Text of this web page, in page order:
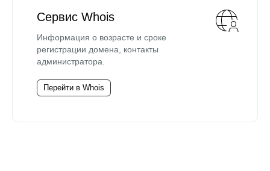
Сервис Whois
Информация о возрасте и сроке
регистрации домена, контакты
администратора.
Перейти в Whois